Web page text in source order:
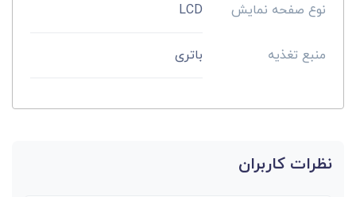
نوع صفحه نمایش LCD
منبع تغذیه باتری
نظرات کاربران